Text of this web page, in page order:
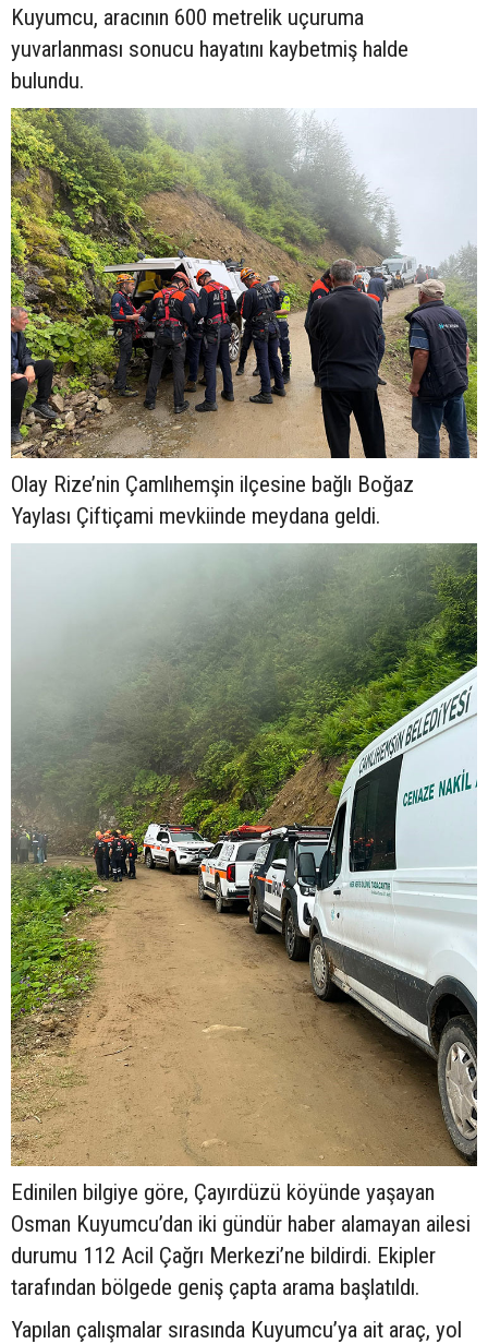
Kuyumcu, aracının 600 metrelik uçuruma
yuvarlanması sonucu hayatını kaybetmiş halde
bulundu.
Olay Rize’nin Çamlıhemşin ilçesine bağlı Boğaz
Yaylası Çiftiçami mevkiinde meydana geldi.
Edinilen bilgiye göre, Çayırdüzü köyünde yaşayan
Osman Kuyumcu’dan iki gündür haber alamayan ailesi
durumu 112 Acil Çağrı Merkezi’ne bildirdi. Ekipler
tarafından bölgede geniş çapta arama başlatıldı.
Yapılan çalışmalar sırasında Kuyumcu’ya ait araç, yol